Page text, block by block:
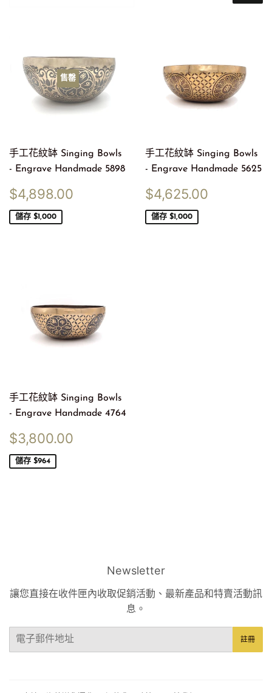
售罄
手工花紋缽 Singing Bowls
- Engrave Handmade 5898
售
價
$4,898.00 $4,898.00
儲存 $1,000
手工花紋缽 Singing Bowls
- Engrave Handmade 5625
售
價
$4,625.00
儲存 $1,000
手工花紋缽 Singing Bowls
- Engrave Handmade 4764
售
價
$3,800.00
儲存 $964
Newsletter
讓您直接在收件匣內收取促銷活動、最新產品和特賣活動訊
息。
電
註冊